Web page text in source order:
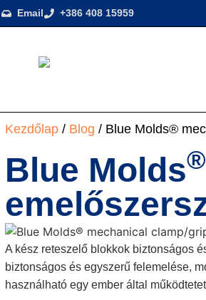
Email +386 408 15959
Kezdőlap / Blog / Blue Molds®
Blue Molds®
A kész reteszelő blokkok biztonságos
biztonságos és egyszerű felemelése,
használható egy ember által